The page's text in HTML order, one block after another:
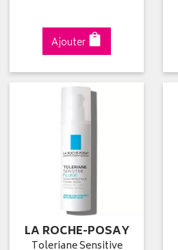
Ajouter
LA ROCHE-POSAY
Toleriane Sensitive